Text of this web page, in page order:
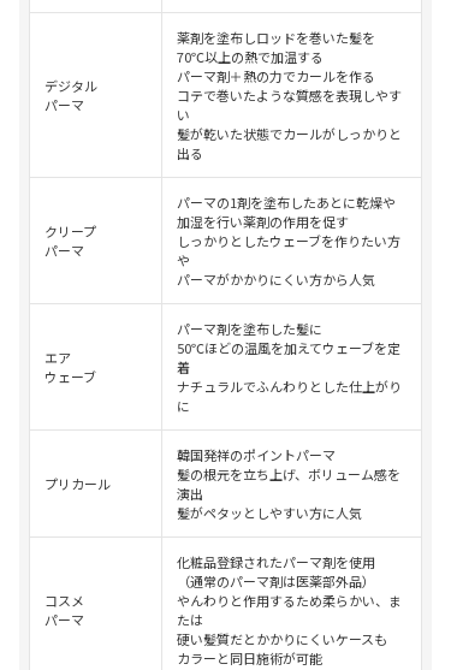
デジタル
パーマ
薬剤を塗布しロッドを巻いた髪を
70℃以上の熱で加温する
パーマ剤＋熱の力でカールを作る
コテで巻いたような質感を表現しやす
い
髪が乾いた状態でカールがしっかりと
出る
クリープ
パーマ
パーマの1剤を塗布したあとに乾燥や
加湿を行い薬剤の作用を促す
しっかりとしたウェーブを作りたい方
や
パーマがかかりにくい方から人気
エア
ウェーブ
パーマ剤を塗布した髪に
50℃ほどの温風を加えてウェーブを定
着
ナチュラルでふんわりとした仕上がり
に
プリカール
韓国発祥のポイントパーマ
髪の根元を立ち上げ、ボリューム感を
演出
髪がペタッとしやすい方に人気
コスメ
パーマ
化粧品登録されたパーマ剤を使用
（通常のパーマ剤は医薬部外品）
やんわりと作用するため柔らかい、ま
たは
硬い髪質だとかかりにくいケースも
カラーと同日施術が可能